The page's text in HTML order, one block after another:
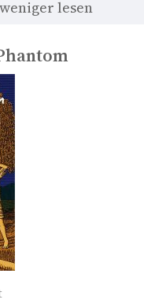
lesen